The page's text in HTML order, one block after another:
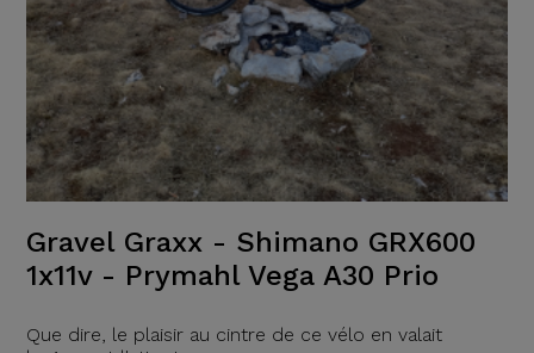
Gravel Graxx - Shimano GRX600
1x11v - Prymahl Vega A30 Prio
Que dire, le plaisir au cintre de ce vélo en valait